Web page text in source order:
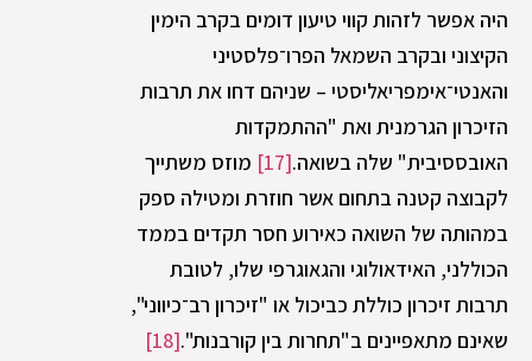
היה אפשר לזהות קווי טיעון דומים בקרב הימין
הקיצוני ובקרב השמאל הפרו־פלסטיני
והאנטי־אימפריאליסטי – שניהם דחו את תרבות
הזיכרון הגרמנית ואת "ההתמקדות
האובססיבית" שלה בשואה.[17]
מוזס משתייך
לקבוצה קטנה בתחום אשר חוזרת ומטילה ספק
במהותה של השואה כאירוע חסר תקדים בממד
הכוללני, האידאולוגי והגאוגרפי שלו, לטובת
תרבות זיכרון כוללת כביכול או "זיכרון רב־כיווני",
שאינם מתאפיינים ב"תחרות בין קורבנות".[18]